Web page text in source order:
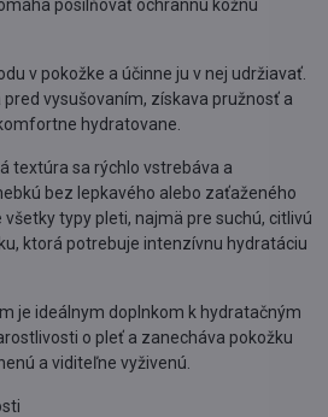
posilňovať ochrannú kožnú
v pokožke a účinne ju v nej udržiavať.
vysušovaním, získava pružnosť a
hydratovane.
textúra sa rýchlo vstrebáva a
bez lepkavého alebo zaťaženého
všetky typy pleti, najmä pre suchú, citlivú
ktorá potrebuje intenzívnu hydratáciu
je ideálnym doplnkom k hydratačným
o pleť a zanecháva pokožku
a viditeľne vyživenú.